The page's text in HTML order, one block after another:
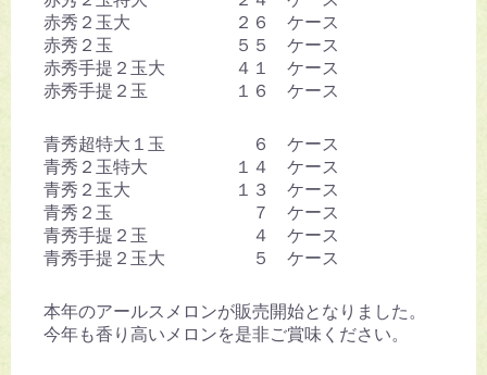
赤秀２玉大 ２６ ケース
赤秀２玉 ５５ ケース
赤秀手提２玉大 ４１ ケース
赤秀手提２玉 １６ ケース
青秀超特大１玉 ６ ケース
青秀２玉特大 １４ ケース
青秀２玉大 １３ ケース
青秀２玉 ７ ケース
青秀手提２玉 ４ ケース
青秀手提２玉大 ５ ケース
本年のアールスメロンが販売開始となりました。
今年も香り高いメロンを是非ご賞味ください。